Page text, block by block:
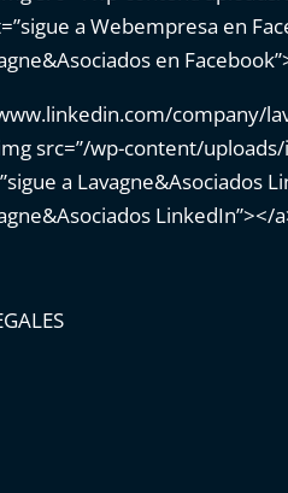
a Webempresa en
en
company/
src=”/wp-content/
a Lavagne&Asociados
LinkedIn”></